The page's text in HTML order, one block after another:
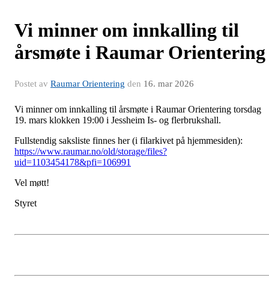
Vi minner om innkalling til
årsmøte i Raumar Orientering
Postet av Raumar Orientering den 16. mar 2026
Vi minner om innkalling til årsmøte i Raumar Orientering torsdag
19. mars klokken 19:00 i Jessheim Is- og flerbrukshall.
Fullstendig saksliste finnes her (i filarkivet på hjemmesiden):
https://www.raumar.no/old/storage/files?
uid=1103454178&pfi=106991
Vel møtt!
Styret